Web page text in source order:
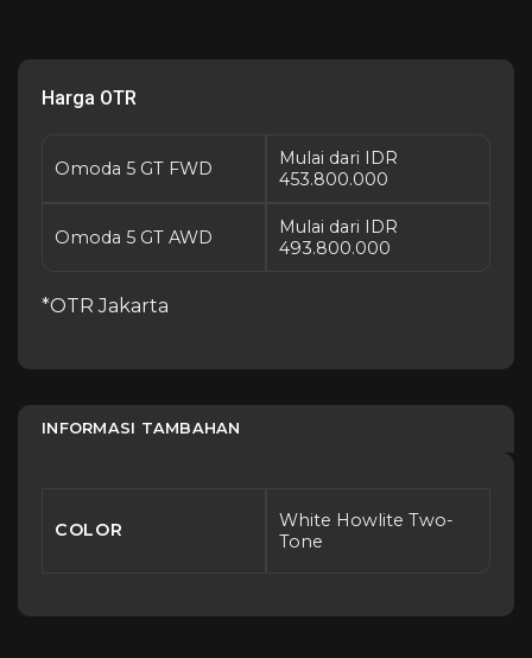
Harga OTR
Omoda 5 GT FWD
Mulai dari IDR
453.800.000
Omoda 5 GT AWD
Mulai dari IDR
493.800.000
*OTR Jakarta
INFORMASI TAMBAHAN
COLOR
White Howlite Two-
Tone